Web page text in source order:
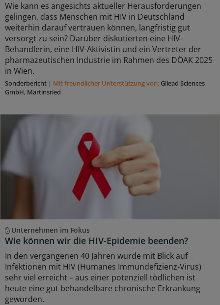
Wie kann es angesichts aktueller Herausforderungen
gelingen, dass Menschen mit HIV in Deutschland
weiterhin darauf vertrauen können, langfristig gut
versorgt zu sein? Darüber diskutierten eine HIV-
Behandlerin, eine HIV-Aktivistin und ein Vertreter der
pharmazeutischen Industrie im Rahmen des DÖAK 2025
in Wien.
Sonderbericht | Mit freundlicher Unterstützung von: Gilead Sciences
GmbH, Martinsried
Unternehmen im Fokus
Wie können wir die HIV-Epidemie beenden?
In den vergangenen 40 Jahren wurde mit Blick auf
Infektionen mit HIV (Humanes Immundefizienz-Virus)
sehr viel erreicht – aus einer potenziell tödlichen ist
heute eine gut behandelbare chronische Erkrankung
geworden.